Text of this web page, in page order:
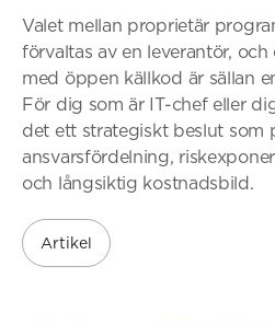
Valet mellan proprietär
förvaltas av en leverantör,
med öppen källkod är sällan
För dig som är IT-chef eller
det ett strategiskt beslut som
ansvarsfördelning,
och långsiktig kostnadsbild.
Artikel